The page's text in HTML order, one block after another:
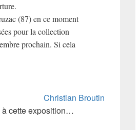
(87) en ce moment
pour la collection
prochain. Si cela
Christian Broutin
à cette exposition…